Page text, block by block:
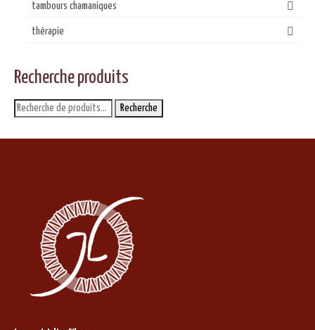
tambours chamaniques
thérapie
Recherche produits
Recherche
pour :
Recherche